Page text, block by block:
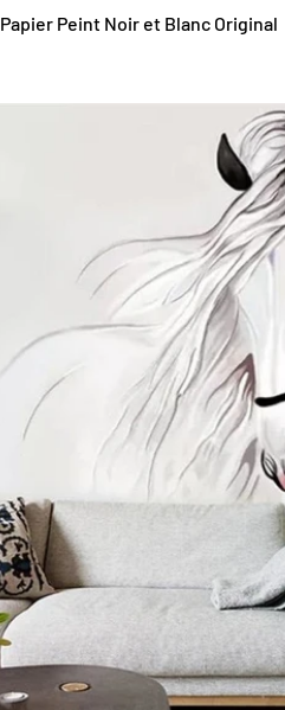
Papier Peint Noir et Blanc Original